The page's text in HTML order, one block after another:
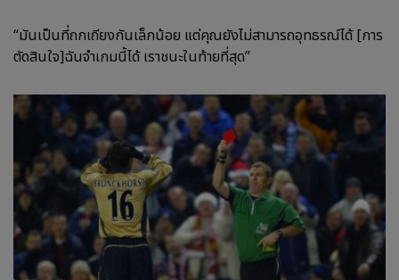
“มันเป็นที่ถกเถียงกันเล็กน้อย แต่คุณยังไม่สามารถอุทธรณ์ได้ [การ
ตัดสินใจ]ฉันจำเกมนี้ได้ เราชนะในท้ายที่สุด”